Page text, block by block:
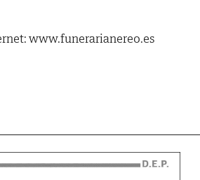
www.funerarianereo.es